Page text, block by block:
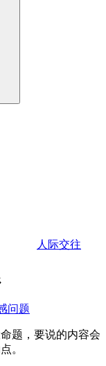
人际交往
问题
题，要说的内容会
。